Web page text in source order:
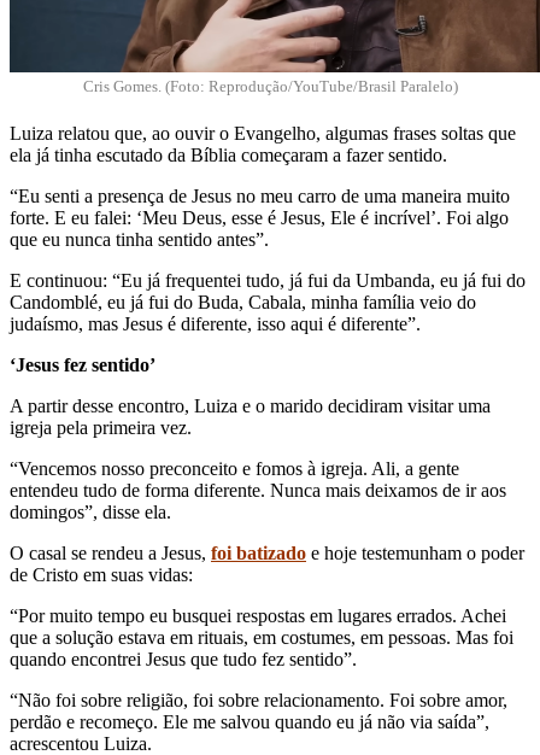
Cris Gomes. (Foto: Reprodução/YouTube/Brasil Paralelo)
Luiza relatou que, ao ouvir o Evangelho, algumas frases soltas que
ela já tinha escutado da Bíblia começaram a fazer sentido.
“Eu senti a presença de Jesus no meu carro de uma maneira muito
forte. E eu falei: ‘Meu Deus, esse é Jesus, Ele é incrível’. Foi algo
que eu nunca tinha sentido antes”.
E continuou: “Eu já frequentei tudo, já fui da Umbanda, eu já fui do
Candomblé, eu já fui do Buda, Cabala, minha família veio do
judaísmo, mas Jesus é diferente, isso aqui é diferente”.
‘Jesus fez sentido’
A partir desse encontro, Luiza e o marido decidiram visitar uma
igreja pela primeira vez.
“Vencemos nosso preconceito e fomos à igreja. Ali, a gente
entendeu tudo de forma diferente. Nunca mais deixamos de ir aos
domingos”, disse ela.
O casal se rendeu a Jesus, foi batizado e hoje testemunham o poder
de Cristo em suas vidas:
“Por muito tempo eu busquei respostas em lugares errados. Achei
que a solução estava em rituais, em costumes, em pessoas. Mas foi
quando encontrei Jesus que tudo fez sentido”.
“Não foi sobre religião, foi sobre relacionamento. Foi sobre amor,
perdão e recomeço. Ele me salvou quando eu já não via saída”,
acrescentou Luiza.